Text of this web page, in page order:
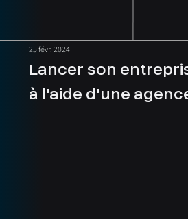
Lancer son
à l'aide d'une
25 févr. 2024